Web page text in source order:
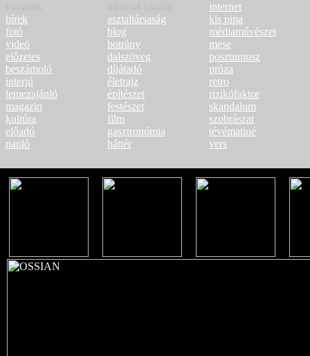
hírek
fotó
videó
előzetes
beszámoló
interjú
lemezajánló
magazin
kultúra
előadó
napló
asztaltársaság
blog
botrány
dalszöveg
díjátadó
életrajz
építészet
festészet
film
gasztronómia
háttér
internet
kis pipa
médiaművészet
mese
posztumusz
próza
retro
rizikófaktor
skandalum
szobrászat
tévématiné
vers